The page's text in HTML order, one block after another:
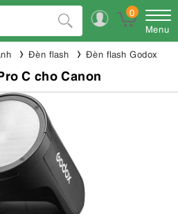
0
Menu
Đèn flash Đèn flash Godox
C cho Canon